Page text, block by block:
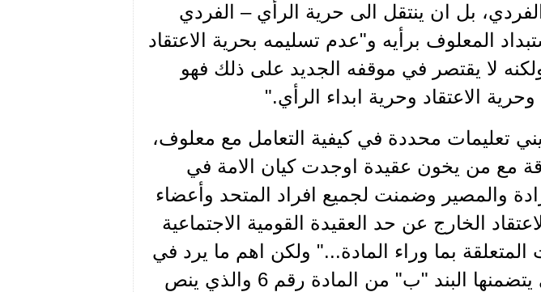
بل ان ينتقل الى حرية الرأي – الفردي
المعلوف برأيه و"عدم تسليمه بحرية الاعتقاد
لا يقتصر في موقفه الجديد على ذلك فهو
الاعتقاد وحرية ابداء الرأي."
تعليمات محددة في كيفية التعامل مع معلوف،
مع من يخون عقيدة اوجدت كيان الامة في
والمصير وضمنت لجميع افراد المتحد وأعضاء
الخارج عن حد العقيدة القومية الاجتماعية
المتعلقة بما وراء المادة..." ولكن اهم ما يرد في
هذه الرسالة هو هذه العبارة التي يتضمنها البند "ب" من المادة رقم 6 والذي ينص